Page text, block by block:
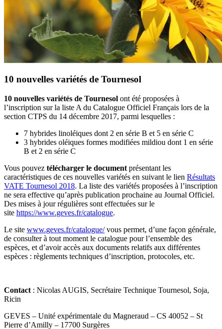
10 nouvelles variétés de Tournesol
10 nouvelles variétés de Tournesol ont été proposées à
l’inscription sur la liste A du Catalogue Officiel Français lors de la
section CTPS du 14 décembre 2017, parmi lesquelles :
7 hybrides linoléiques dont 2 en série B et 5 en série C
3 hybrides oléiques formes modifiées mildiou dont 1 en série
B et 2 en série C
Vous pouvez télécharger le document présentant les
caractéristiques de ces nouvelles variétés en suivant le lien Résultats
VATE Tournesol 2018. La liste des variétés proposées à l’inscription
ne sera effective qu’après publication prochaine au Journal Officiel.
Des mises à jour régulières sont effectuées sur le
site https://www.geves.fr/catalogue.
Le site www.geves.fr/catalogue/vous permet, d’une façon générale,
de consulter à tout moment le catalogue pour l’ensemble des
espèces, et d’avoir accès aux documents relatifs aux différentes
espèces : règlements techniques d’inscription, protocoles, etc.
Contact : Nicolas AUGIS, Secrétaire Technique Tournesol, Soja,
Ricin
GEVES – Unité expérimentale du Magneraud – CS 40052 – St
Pierre d’Amilly – 17700 Surgères